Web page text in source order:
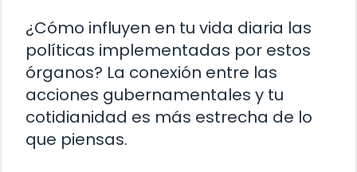
¿Cómo influyen en tu vida diaria las
políticas implementadas por estos
órganos? La conexión entre las
acciones gubernamentales y tu
cotidianidad es más estrecha de lo
que piensas.